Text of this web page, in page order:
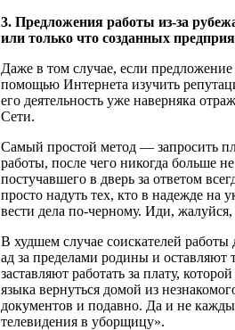
3. Предложения работы из-за
или только что созданных
Даже в том случае, если
помощью Интернета изучить
его деятельность уже наверняка
Сети.
Самый простой метод — запросить
работы, после чего никогда больше
постучавшего в дверь за ответом
просто надуть тех, кто в надежде на
вести дела по-черному. Иди, жалуйся,
В худшем случае соискателей
ад за пределами родины и
заставляют работать за плату,
языка вернуться домой из
документов и подавно. Да и не
телевидения в уборщицу».